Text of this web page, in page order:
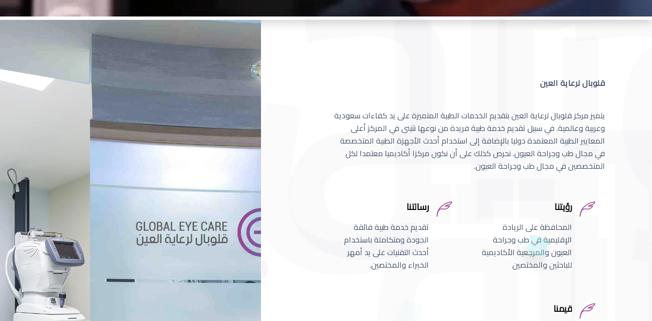
قلوبال لرعاية العين
يتميز مركز قلوبال لرعاية العين بتقديم الخدمات الطبية المتميزة على يد كفاءات سعودية
وعربية وعالمية. في سبيل تقديم خدمة طبية فريدة من نوعها نتبنى في المركز أعلى
المعايير الطبية المعتمدة دوليا بالإضافة إلى استخدام أحدث الأجهزة الطبية المتخصصة
في مجال طب وجراحة العيون. نحرص كذلك على أن نكون مركزا أكاديميا معتمدا لكل
المتخصصين في مجال طب وجراحة العيون.
رؤيتنا
المحافظة على الريادة
الإقليمية في طب وجراحة
العيون والمرجعية الأكاديمية
للباحثين والمختصين
رسالتنا
تقديم خدمة طبية فائقة
الجودة ومتكاملة باستخدام
أحدث التقنيات على يد أمهر
الخبراء والمختصين.
قيمنا